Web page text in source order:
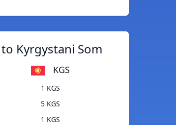
Kyrgystani Som
KGS
1 KGS
5 KGS
1 KGS